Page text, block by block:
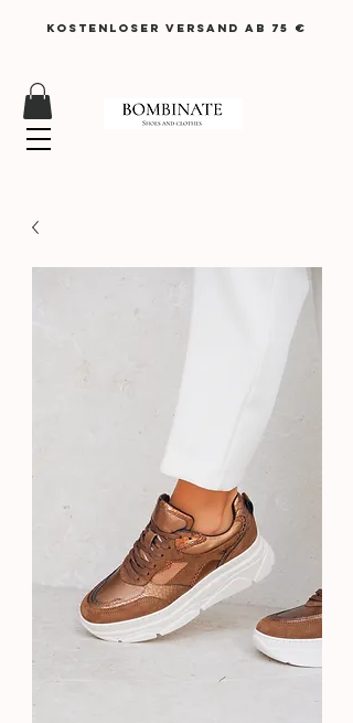
KOSTENLOSER VERSAND AB 75 €